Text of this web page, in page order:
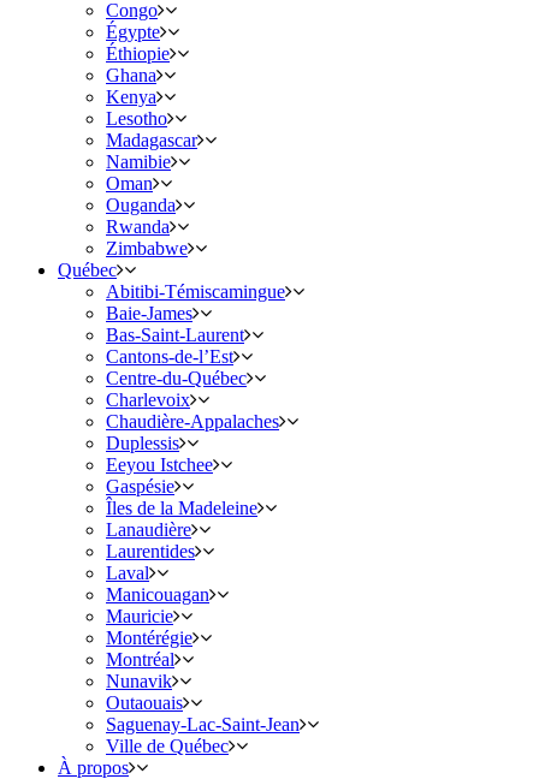
Congo
Égypte
Éthiopie
Ghana
Kenya
Lesotho
Madagascar
Namibie
Oman
Ouganda
Rwanda
Zimbabwe
Québec
Abitibi-Témiscamingue
Baie-James
Bas-Saint-Laurent
Cantons-de-l’Est
Centre-du-Québec
Charlevoix
Chaudière-Appalaches
Duplessis
Eeyou Istchee
Gaspésie
Îles de la Madeleine
Lanaudière
Laurentides
Laval
Manicouagan
Mauricie
Montérégie
Montréal
Nunavik
Outaouais
Saguenay-Lac-Saint-Jean
Ville de Québec
À propos